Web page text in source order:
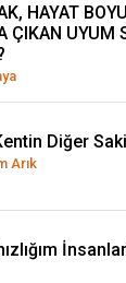
HAYAT
ÇIKAN UYUM
Diğer
Arık